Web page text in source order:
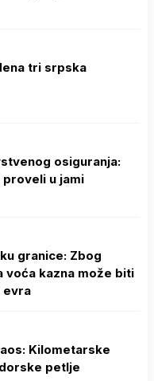
tri srpska
osiguranja:
u jami
granice: Zbog
voća kazna može biti
evra
Kilometarske
petlje